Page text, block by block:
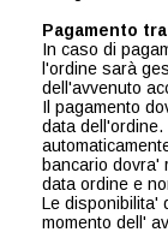
Pagamento
In caso di
l'ordine sarà
dell'avvenuto
Il pagamento
data dell'ordine.
bancario dovra'
data ordine e
Le disponibilita'
momento dell'